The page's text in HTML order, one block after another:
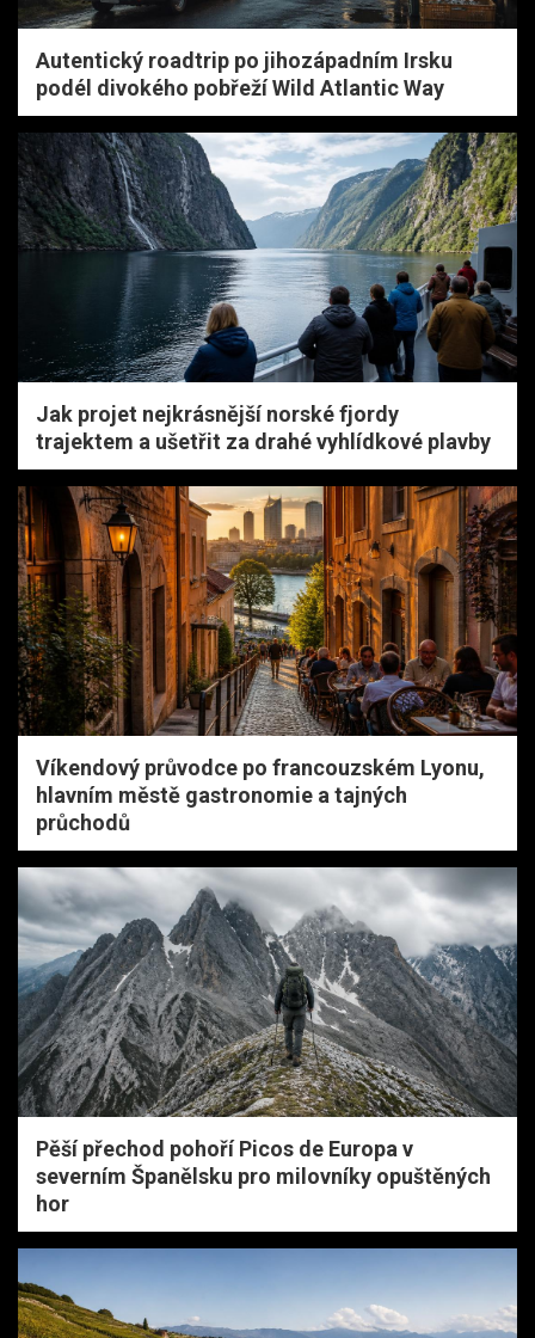
Autentický roadtrip po jihozápadním Irsku
podél divokého pobřeží Wild Atlantic Way
Jak projet nejkrásnější norské fjordy
trajektem a ušetřit za drahé vyhlídkové plavby
Víkendový průvodce po francouzském Lyonu,
hlavním městě gastronomie a tajných
průchodů
Pěší přechod pohoří Picos de Europa v
severním Španělsku pro milovníky opuštěných
hor